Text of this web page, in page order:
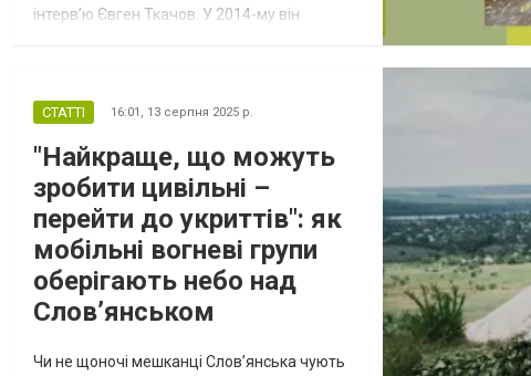
інтерв’ю Євген Ткачов. У 2014-му він
філію "Проліски" у Часів Ярі, звідки родом.
"Проліска" на Донеччині,...
СТАТТІ 16:01, 13 серпня 2025 р.
"Найкраще, що можуть
зробити цивільні –
перейти до укриттів": як
мобільні вогневі групи
оберігають небо над
Словʼянськом
Чи не щоночі мешканці Словʼянська чують